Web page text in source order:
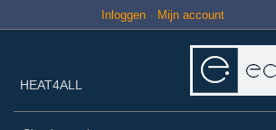
Skip to main content
Inloggen Mijn account
HEAT4ALL